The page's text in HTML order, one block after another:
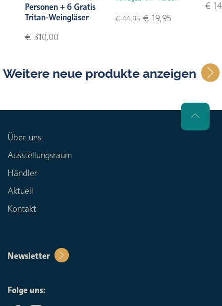
Personen + 6 Gratis
Tritan-Weingläser
€ 310,00
€ 44,95€ 19,95
€
Weitere neue produkte anzeigen
Über uns
Ausstellungsraum
Händler
Aktuell
Kontakt
Newsletter
Folge uns: